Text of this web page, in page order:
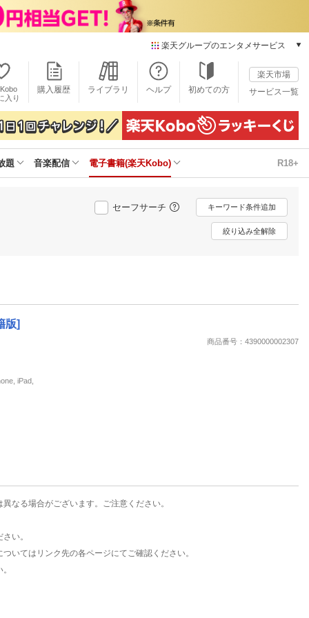
楽天グループのエンタメサービス
本/ゲーム/CD/DVD
楽天ブックス
電子書籍
楽天Kobo
雑誌読み放題
楽天ミュージック
動画配信
楽天TV
動画配信ガイド
推し楽
入り
購入履歴 ライブラリ ヘルプ 初めての方
楽天市場
サービス一覧
題 音楽配信 電子書籍(楽天Kobo) R18+
セーフサーチ キーワード条件追加
絞り込み全解除
版]
商品番号：4390000002307
iPad,
なる場合がございます。ご注意ください。
い。
いてはリンク先の各ページにてご確認ください。